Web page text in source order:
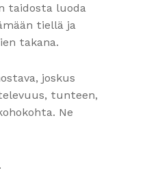
taidosta luoda
tiellä ja
takana.
joskus
tunteen,
Ne